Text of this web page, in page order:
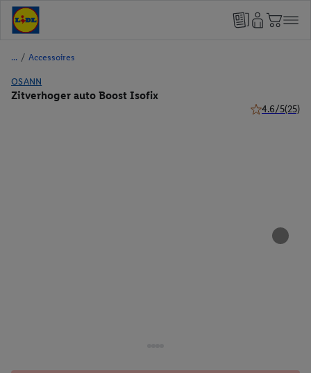
/ Accessoires
OSANN
Zitverhoger auto Boost Isofix
4.6/5(25)